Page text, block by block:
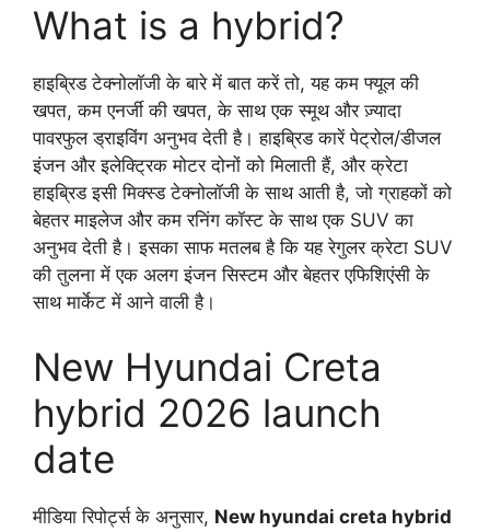
What is a hybrid?
हाइब्रिड टेक्नोलॉजी के बारे में बात करें तो, यह कम फ्यूल की
खपत, कम एनर्जी की खपत, के साथ एक स्मूथ और ज़्यादा
पावरफुल ड्राइविंग अनुभव देती है। हाइब्रिड कारें पेट्रोल/डीजल
इंजन और इलेक्ट्रिक मोटर दोनों को मिलाती हैं, और क्रेटा
हाइब्रिड इसी मिक्स्ड टेक्नोलॉजी के साथ आती है, जो ग्राहकों को
बेहतर माइलेज और कम रनिंग कॉस्ट के साथ एक SUV का
अनुभव देती है। इसका साफ मतलब है कि यह रेगुलर क्रेटा SUV
की तुलना में एक अलग इंजन सिस्टम और बेहतर एफिशिएंसी के
साथ मार्केट में आने वाली है।
New Hyundai Creta
hybrid 2026 launch
date
मीडिया रिपोर्ट्स के अनुसार, New hyundai creta hybrid